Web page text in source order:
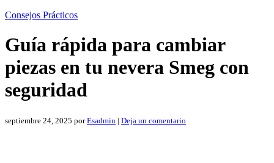
Consejos Prácticos
Guía rápida para cambiar
piezas en tu nevera Smeg con
seguridad
septiembre 24, 2025 porEsadmin | Deja un comentario